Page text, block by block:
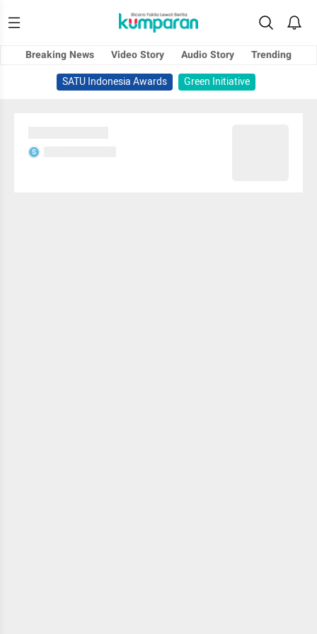
Breaking News Video Story Audio Story
Trending
SATU Indonesia Awards
Green Initiative
S